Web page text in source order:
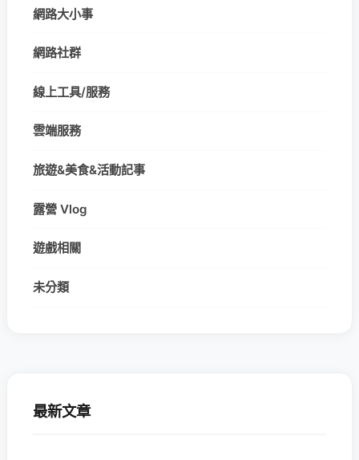
網路大小事
網路社群
線上工具/服務
雲端服務
旅遊&美食&活動記事
露營 Vlog
遊戲相關
未分類
最新文章